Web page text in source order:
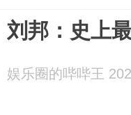
刘邦：史上
娱乐圈的哔哔王